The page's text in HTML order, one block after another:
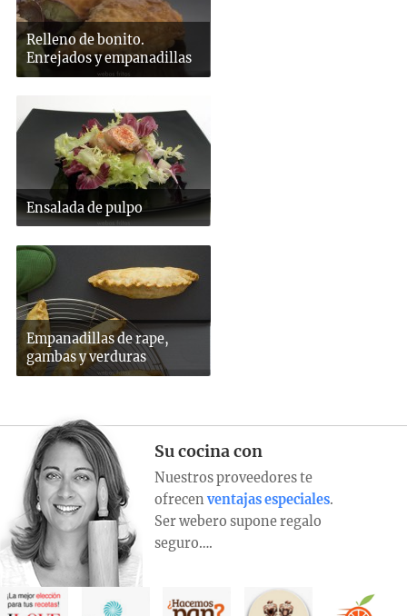
Relleno de bonito.
Enrejados y empanadillas
Ensalada de pulpo
Empanadillas de rape,
gambas y verduras
Su cocina con
Nuestros proveedores te
ofrecen ventajas especiales.
Ser webero supone regalo
seguro….